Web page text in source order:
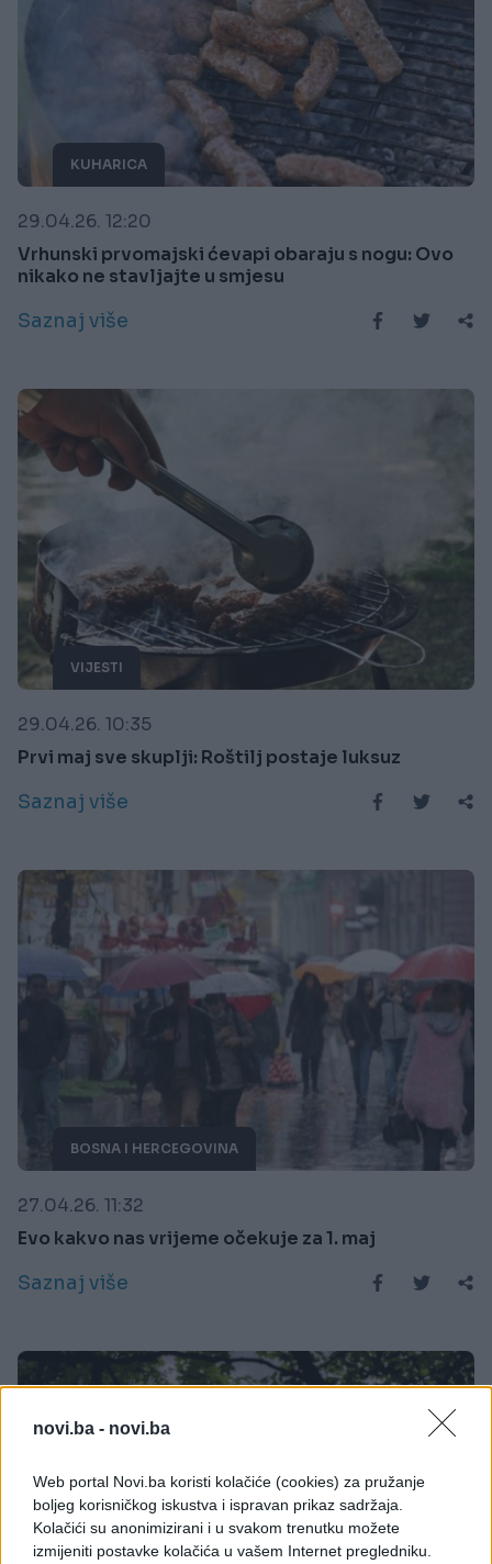
novi.ba - novi.ba
Web portal Novi.ba koristi kolačiće (cookies) za pružanje
boljeg korisničkog iskustva i ispravan prikaz sadržaja.
Kolačići su anonimizirani i u svakom trenutku možete
izmijeniti postavke kolačića u vašem Internet pregledniku.
KUHARICA
29.04.26. 12:20
Vrhunski prvomajski ćevapi obaraju s nogu: Ovo
nikako ne stavljajte u smjesu
Saznaj više
VIJESTI
29.04.26. 10:35
Prvi maj sve skuplji: Roštilj postaje luksuz
Saznaj više
BOSNA I HERCEGOVINA
27.04.26. 11:32
Evo kakvo nas vrijeme očekuje za 1. maj
Saznaj više